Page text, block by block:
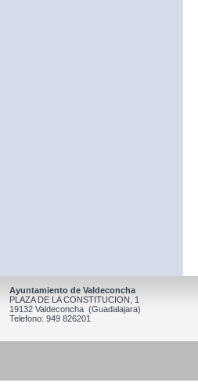
Ayuntamiento de Valdeconcha
PLAZA DE LA CONSTITUCION, 1
19132 Valdeconcha (Guadalajara)
Telefono: 949 826201